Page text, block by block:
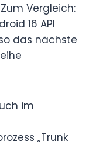
Vergleich:
16 API
das nächste
im
„Trunk